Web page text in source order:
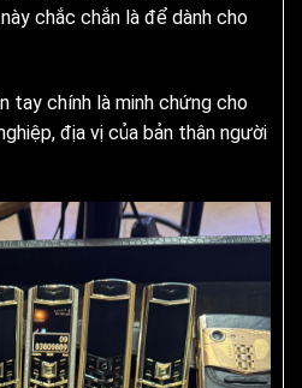
chắc chắn là để dành cho
tay chính là minh chứng cho
địa vị của bản thân người